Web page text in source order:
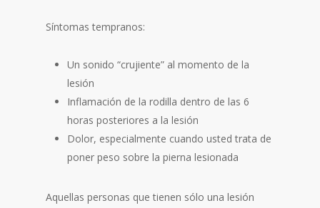
Síntomas tempranos:
Un sonido “crujiente” al momento de la
lesión
Inflamación de la rodilla dentro de las 6
horas posteriores a la lesión
Dolor, especialmente cuando usted trata de
poner peso sobre la pierna lesionada
Aquellas personas que tienen sólo una lesión